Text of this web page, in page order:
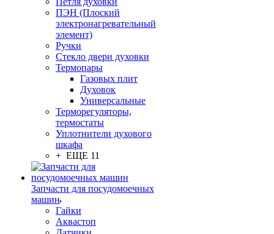
ПЭН (Плоский
электронагревательный
элемент)
Ручки
Стекло двери духовки
Термопары
Газовых плит
Духовок
Универсальные
Терморегуляторы,
термостаты
Уплотнители духового
шкафа
+ ЕЩЕ 11
Запчасти для посудомоечных
машин
Гайки
Аквастоп